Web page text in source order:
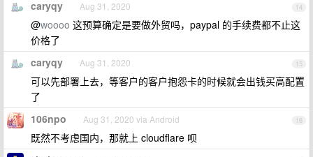
14
caryqy Aug 31, 2020
@woooo 这预算确定是要做外贸吗，paypal 的手续费都不止这
价格了
15
caryqy Aug 31, 2020
可以先部署上去，等客户的客户抱怨卡的时候就会出钱买高配置
了
16
106npo Aug 31, 2020 via Android
既然不考虑国内，那就上 cloudflare 呗